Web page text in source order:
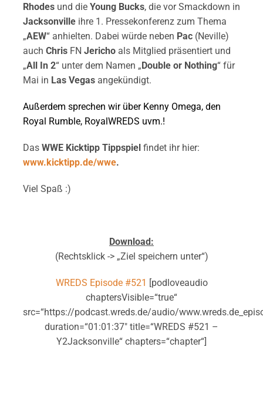
Rhodesund die Young Bucks, die vor Smackdown in
Jacksonvilleihre 1. Pressekonferenz zum Thema
„AEW“ anhielten. Dabei würde neben Pac(Neville)
auch ChrisFN Jerichoals Mitglied präsentiert und
„All In 2“ unter dem Namen „Double or Nothing“ für
Mai in Las Vegasangekündigt.
Außerdem sprechen wir über Kenny Omega, den
Royal Rumble, RoyalWREDS uvm.!
Das WWE Kicktipp Tippspielfindet ihr hier:
www.kicktipp.de/wwe.
Viel Spaß :)
Download:
(Rechtsklick -> „Ziel speichern unter“)
WREDS Episode #521 [podloveaudio
chaptersVisible=“true“
src=“https://podcast.wreds.de/audio/
duration=“01:01:37″ title=“WREDS #521 –
Y2Jacksonville“ chapters=“chapter“]